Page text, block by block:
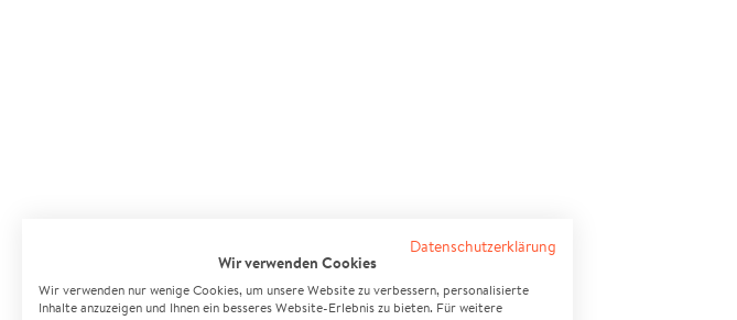
Datenschutzerklärung
Wir verwenden Cookies
Wir verwenden nur wenige Cookies, um unsere Website zu verbessern, personalisierte
Inhalte anzuzeigen und Ihnen ein besseres Website-Erlebnis zu bieten. Für weitere